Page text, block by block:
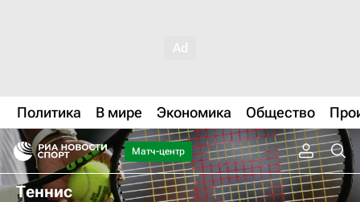
Политика В мире Экономика Общество
Матч-центр
Теннис